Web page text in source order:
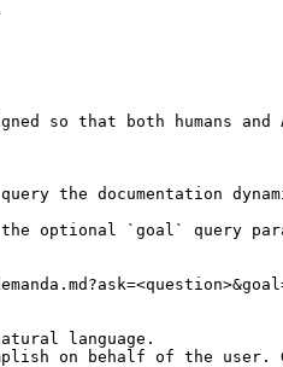
so that both humans
the documentation
the optional `goal` query
language.
on behalf of the user.